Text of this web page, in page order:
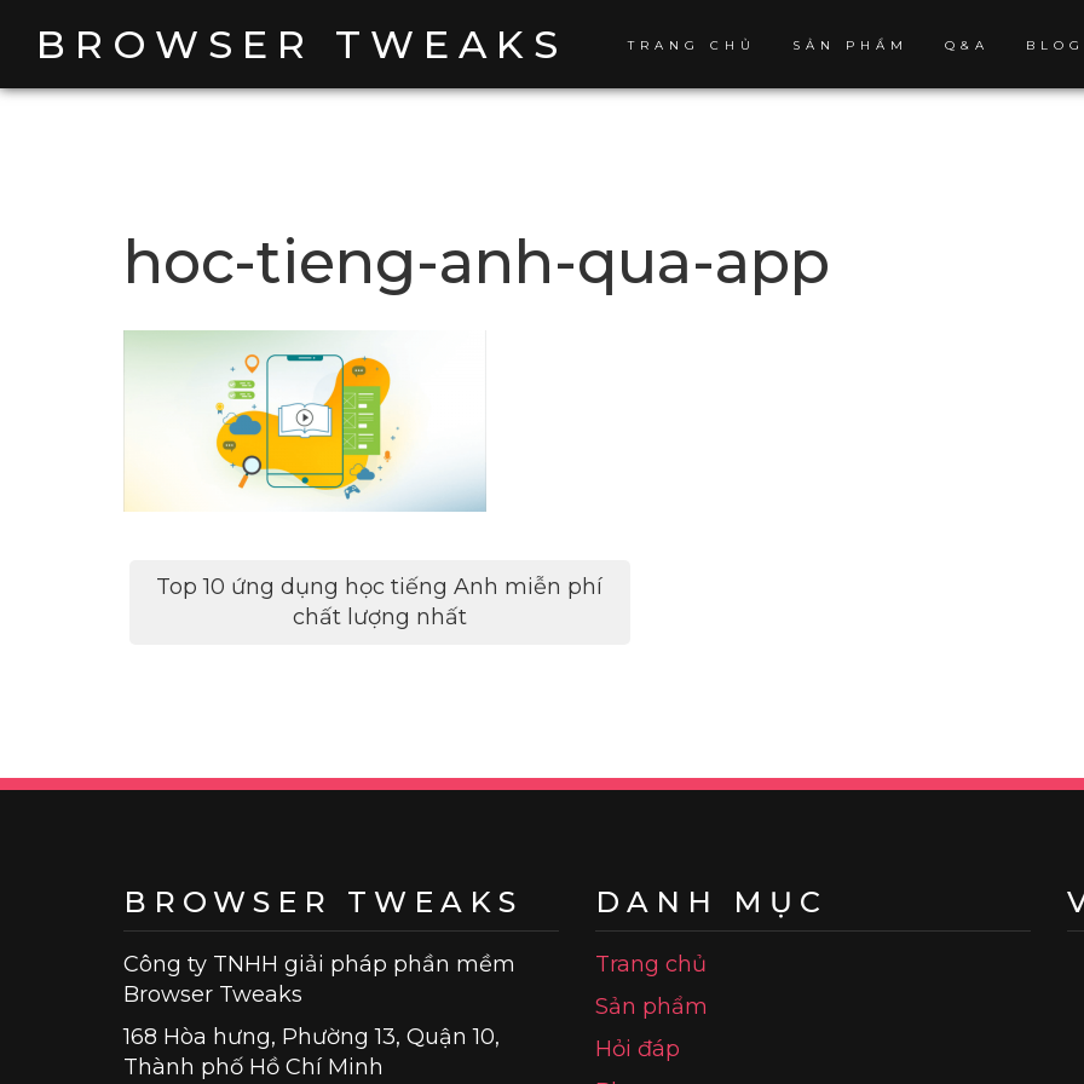
BROWSER TWEAKS TRANG CHỦ SẢN PHẨM Q&A BLOG
hoc-tieng-anh-qua-app
Điều
Top 10 ứng dụng học tiếng Anh miễn phí
chất lượng nhất
BROWSER TWEAKS
Công ty TNHH giải pháp phần mềm
Browser Tweaks
168 Hòa hưng, Phường 13, Quận 10,
Thành phố Hồ Chí Minh
DANH MỤC
Trang chủ
Sản phẩm
Hỏi đáp